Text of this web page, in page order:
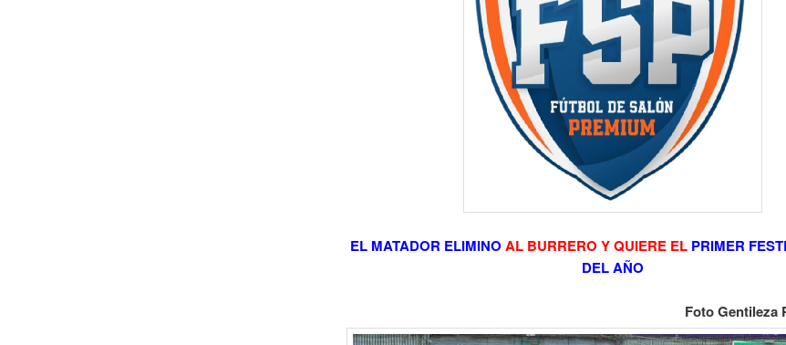
EL MATADOR ELIMINO AL BURRERO Y QUIERE EL PRIMER
DEL AÑO
Foto Gentileza